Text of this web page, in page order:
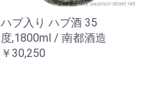
ハブ入り ハブ酒 35
度,1800ml / 南都酒造
￥30,250